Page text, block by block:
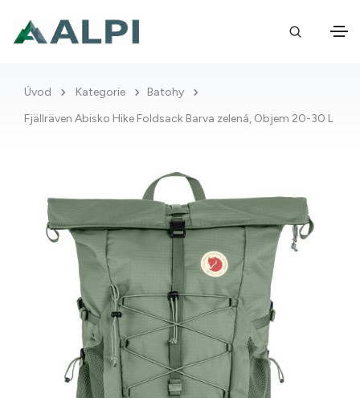
Úvod Kategorie
Batohy
Fjällräven Abisko Hike Foldsack Barva zelená, Objem 20-30 L